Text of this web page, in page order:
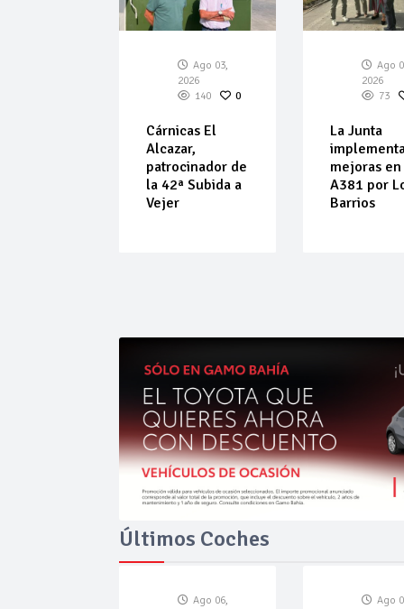
Ago 03,
2026
140
0
Cárnicas El
Alcazar,
patrocinador de
la 42ª Subida a
Vejer
Ago
2026
73
La Junta
mejoras
A381 por
Barrios
Últimos Coches
Ago 06,
Ago